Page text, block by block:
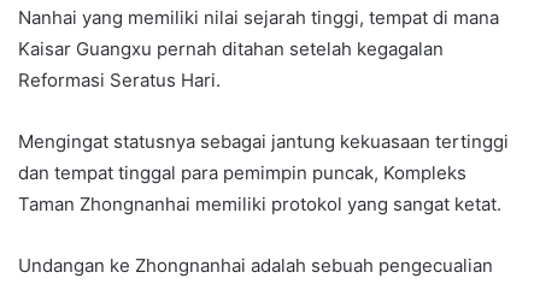
Nanhai yang memiliki nilai sejarah tinggi, tempat di mana
Kaisar Guangxu pernah ditahan setelah kegagalan
Reformasi Seratus Hari.
Mengingat statusnya sebagai jantung kekuasaan tertinggi
dan tempat tinggal para pemimpin puncak, Kompleks
Taman Zhongnanhai memiliki protokol yang sangat ketat.
Undangan ke Zhongnanhai adalah sebuah pengecualian